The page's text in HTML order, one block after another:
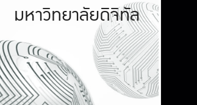
มหาวิทยาลัยรับผิดชอบต่อสังคม
ร่วมมือกับชุมชน เพื่อความกินดีอยู่ดี
และความสุขอย่างยั่งยืน
มองปัญหาในภาพกว้าง
แก้ไขจากปัญหาจุดเล็กๆ
มหาวิทยาลัยดิจิทัล